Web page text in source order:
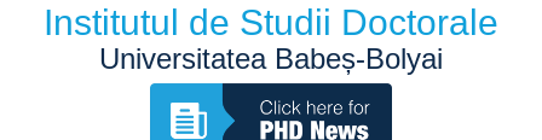
Institutul de Studii Doctorale
Universitatea Babeș-Bolyai